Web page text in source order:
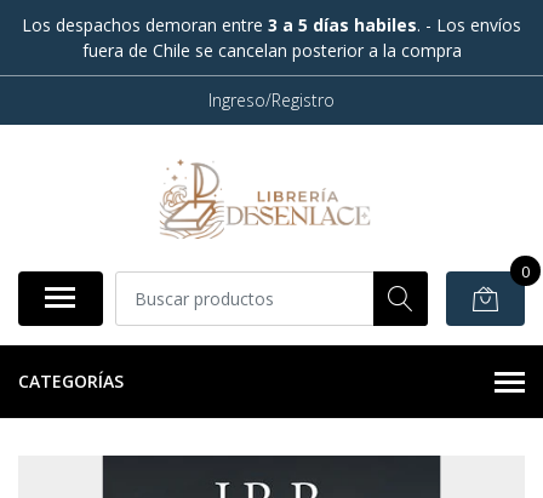
Los despachos demoran entre 3 a 5 días habiles. - Los envíos
fuera de Chile se cancelan posterior a la compra
Ingreso/Registro
0
CATEGORÍAS